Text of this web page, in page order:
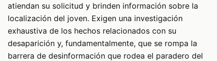
atiendan su solicitud y brinden información sobre la
localización del joven. Exigen una investigación
exhaustiva de los hechos relacionados con su
desaparición y, fundamentalmente, que se rompa la
barrera de desinformación que rodea el paradero del